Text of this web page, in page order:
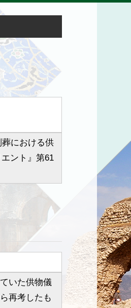
葬における供
ント』第61
いた供物儀
再考したも